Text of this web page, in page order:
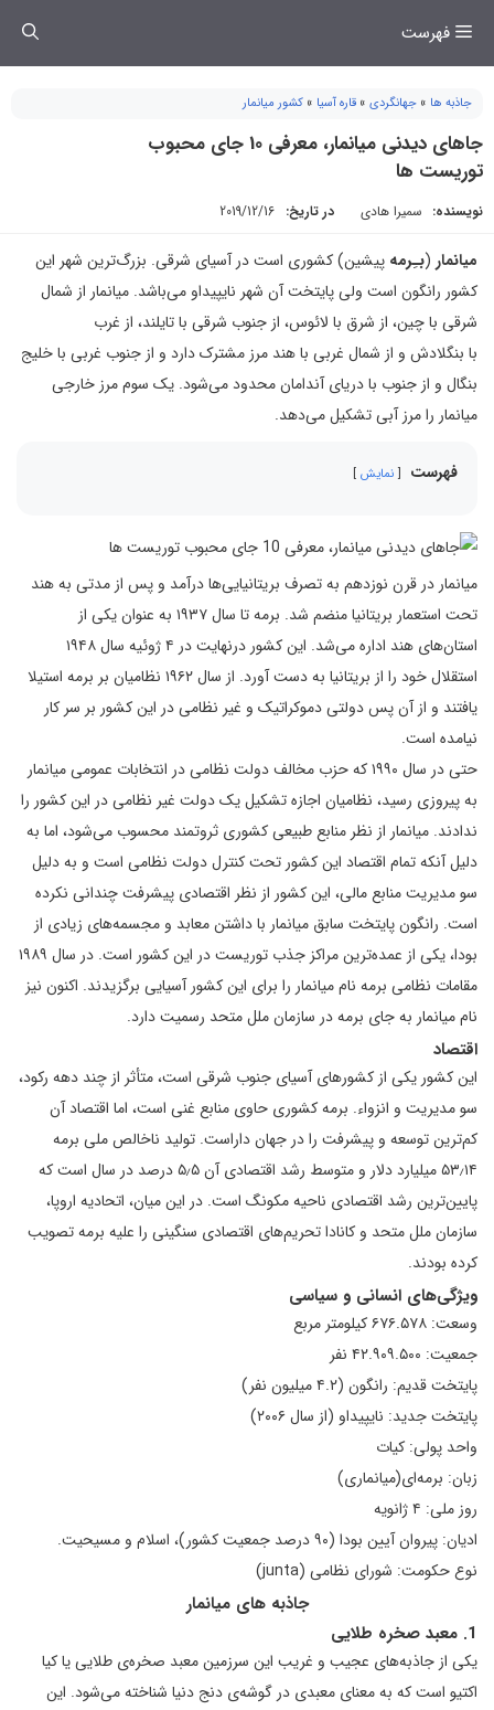
فهرست
جاذبه ها » جهانگردی » قاره آسیا » کشور میانمار
جاهای دیدنی میانمار، معرفی 10 جای محبوب
توریست ها
نویسنده: سمیرا هادی در تاریخ: 2019/12/16
میانمار (بـِرمه پیشین) کشوری است در آسیای شرقی. بزرگ‌ترین شهر این
کشور رانگون است ولی پایتخت آن شهر نایپیداو می‌باشد. میانمار از شمال
شرقی با چین، از شرق با لائوس، از جنوب شرقی با تایلند، از غرب
با بنگلادش و از شمال غربی با هند مرز مشترک دارد و از جنوب غربی با خلیج
بنگال و از جنوب با دریای آندامان محدود می‌شود. یک سوم مرز خارجی
میانمار را مرز آبی تشکیل می‌دهد.
فهرست نمایش
میانمار در قرن نوزدهم به تصرف بریتانیایی‌ها درآمد و پس از مدتی به هند
تحت استعمار بریتانیا منضم شد. برمه تا سال ۱۹۳۷ به عنوان یکی از
استان‌های هند اداره می‌شد. این کشور درنهایت در ۴ ژوئیه سال ۱۹۴۸
استقلال خود را از بریتانیا به دست آورد. از سال ۱۹۶۲ نظامیان بر برمه استیلا
یافتند و از آن پس دولتی دموکراتیک و غیر نظامی در این کشور بر سر کار
نیامده است.
حتی در سال ۱۹۹۰ که حزب مخالف دولت نظامی در انتخابات عمومی میانمار
به پیروزی رسید، نظامیان اجازه تشکیل یک دولت غیر نظامی در این کشور را
ندادند. میانمار از نظر منابع طبیعی کشوری ثروتمند محسوب می‌شود، اما به
دلیل آنکه تمام اقتصاد این کشور تحت کنترل دولت نظامی است و به دلیل
سو مدیریت منابع مالی، این کشور از نظر اقتصادی پیشرفت چندانی نکرده
است. رانگون پایتخت سابق میانمار با داشتن معابد و مجسمه‌های زیادی از
بودا، یکی از عمده‌ترین مراکز جذب توریست در این کشور است. در سال ۱۹۸۹
مقامات نظامی برمه نام میانمار را برای این کشور آسیایی برگزیدند. اکنون نیز
نام میانمار به جای برمه در سازمان ملل متحد رسمیت دارد.
اقتصاد
این کشور یکی از کشورهای آسیای جنوب شرقی است، متأثر از چند دهه رکود،
سو مدیریت و انزواء. برمه کشوری حاوی منابع غنی است، اما اقتصاد آن
کم‌ترین توسعه و پیشرفت را در جهان داراست. تولید ناخالص ملی برمه
۵۳٫۱۴ میلیارد دلار و متوسط رشد اقتصادی آن ۵٫۵ درصد در سال است که
پایین‌ترین رشد اقتصادی ناحیه مکونگ است. در این میان، اتحادیه اروپا،
سازمان ملل متحد و کانادا تحریم‌های اقتصادی سنگینی را علیه برمه تصویب
کرده بودند.
ویژگی‌های انسانی و سیاسی
وسعت: ۶۷۶.۵۷۸ کیلومتر مربع
جمعیت: ۴۲.۹۰۹.۵۰۰ نفر
پایتخت قدیم: رانگون (۴.۲ میلیون نفر)
پایتخت جدید: نایپیداو (از سال ۲۰۰۶)
واحد پولی: کیات
زبان: برمه‌ای(میانماری)
روز ملی: ۴ ژانویه
ادیان: پیروان آیین بودا (۹۰ درصد جمعیت کشور)، اسلام و مسیحیت.
نوع حکومت: شورای نظامی (junta)
جاذبه های میانمار
1. معبد صخره طلایی
یکی از جاذبه‌های عجیب و غریب این سرزمین معبد صخره‌ی طلایی یا کیا
اکتیو است که به معنای معبدی در گوشه‌ی دنج دنیا شناخته می‌شود. این